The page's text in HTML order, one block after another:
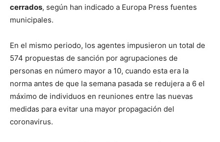
cerrados, según han indicado a Europa Press fuentes
municipales.
En el mismo periodo, los agentes impusieron un total de
574 propuestas de sanción por agrupaciones de
personas en número mayor a 10, cuando esta era la
norma antes de que la semana pasada se redujera a 6 el
máximo de individuos en reuniones entre las nuevas
medidas para evitar una mayor propagación del
coronavirus.